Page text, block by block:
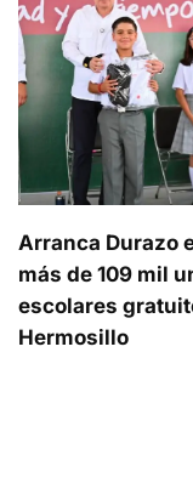
Arranca Durazo
más de 109 mil
escolares
Hermosillo